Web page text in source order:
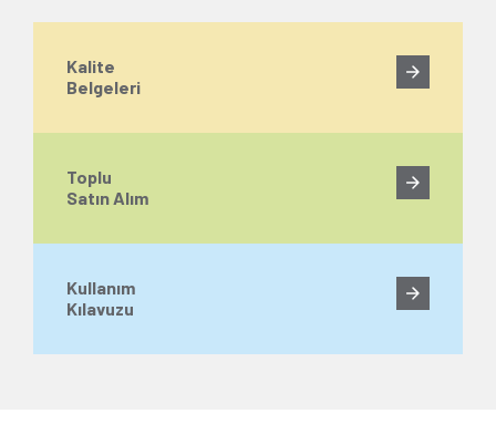
Kalite
Belgeleri
Toplu
Satın Alım
Kullanım
Kılavuzu